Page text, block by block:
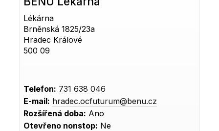
Lékárna
Brněnská 1825/23a
Hradec Králové
500 09
Telefon: 731 638 046
E-mail: hradec.ocfuturum@benu.cz
Rozšířená doba: Ano
Otevřeno nonstop: Ne